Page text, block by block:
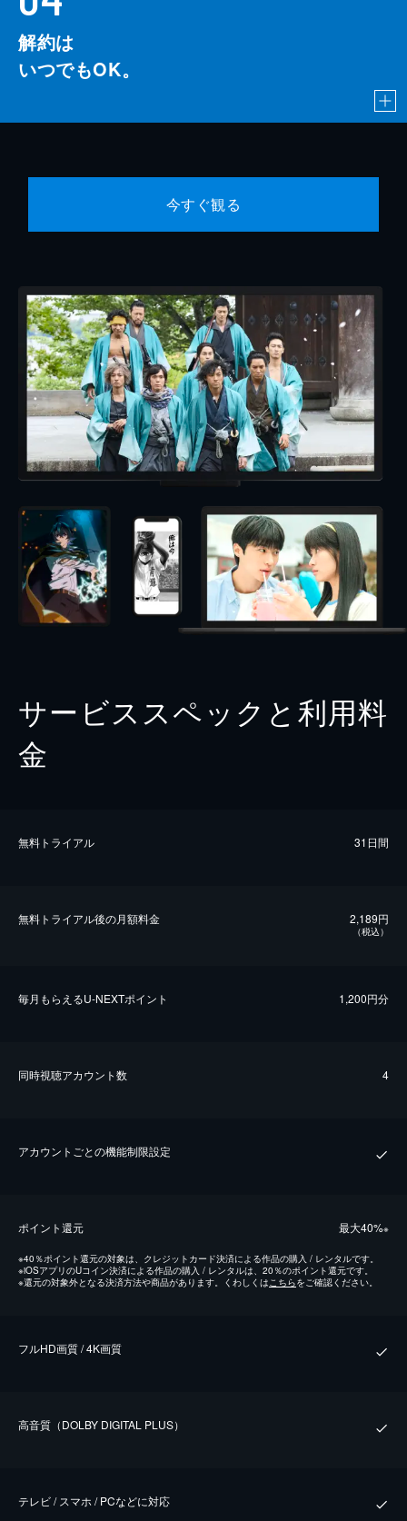
解約は
いつでもOK。
今すぐ観る
サービススペックと利用料
金
無料トライアル 31日間
無料トライアル後の⽉額料金 2,189円
（税込）
毎⽉もらえるU-NEXTポイント 1,200円分
同時視聴アカウント数 4
アカウントごとの機能制限設定
ポイント還元 最⼤40%※
※40％ポイント還元の対象は、クレジットカード決済による作品の購入 / レンタルです。
※iOSアプリのUコイン決済による作品の購入 / レンタルは、20％のポイント還元です。
※還元の対象外となる決済方法や商品があります。くわしくは こちらをご確認ください。
フルHD画質 / 4K画質
⾼⾳質（DOLBY DIGITAL PLUS）
テレビ / スマホ / PCなどに対応